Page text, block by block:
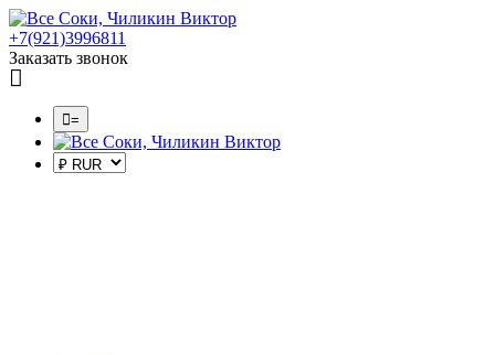
+7(921)3996811
Заказать звонок
=